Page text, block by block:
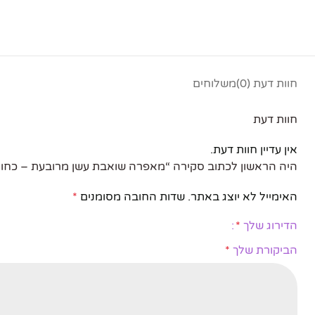
חוות דעת (0) משלוחים
חוות דעת
אין עדיין חוות דעת.
היה הראשון לכתוב סקירה “מאפרה שואבת עשן מרובעת –
האימייל לא יוצג באתר. שדות החובה מסומנים *
הדירוג שלך *
הביקורת שלך *
יוטיוב